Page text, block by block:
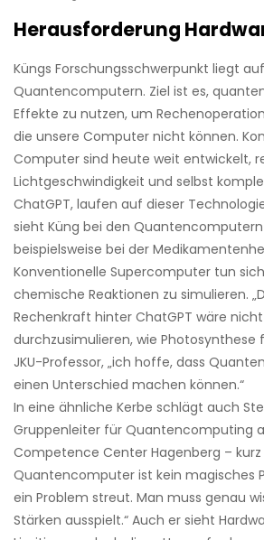
Herausforderung
Küngs Forschungsschwerpunkt liegt
Quantencomputern. Ziel ist es,
Effekte zu nutzen, um
die unsere Computer nicht können.
Computer sind heute weit entwickelt,
Lichtgeschwindigkeit und selbst
ChatGPT, laufen auf dieser
sieht Küng bei den
beispielsweise bei der
Konventionelle Supercomputer tun
chemische Reaktionen zu simulieren.
Rechenkraft hinter ChatGPT wäre
durchzusimulieren, wie Photo­synthese
JKU-­Professor, „ich hoffe, dass
einen Unterschied machen ­können.“
In eine ähnliche Kerbe schlägt auch
Gruppenleiter für ­Quantencomputing
Competence Center Hagenberg – kurz
Quantencomputer ist kein magisches
ein ­Problem streut. Man muss genau
Stärken ausspielt.“ Auch er sieht